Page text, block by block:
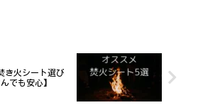
き火シート選び
でも安心】